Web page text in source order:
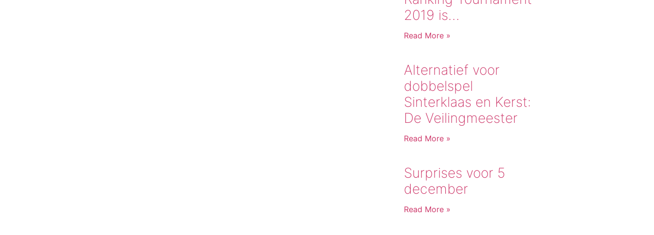
2019 is…
Read More »
Alternatief voor
dobbelspel
Sinterklaas en Kerst:
De Veilingmeester
Read More »
Surprises voor 5
december
Read More »